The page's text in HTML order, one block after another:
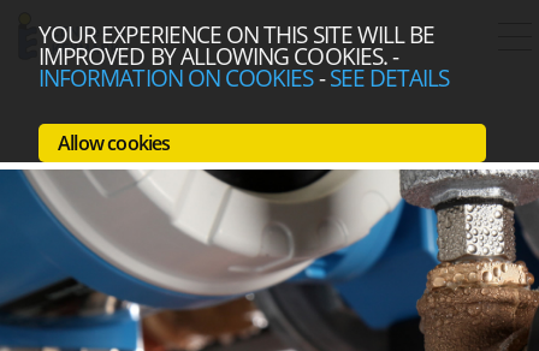
YOUR EXPERIENCE ON THIS SITE WILL BE
IMPROVED BY ALLOWING COOKIES.-
INFORMATION ON COOKIES-SEE DETAILS
Allow cookies